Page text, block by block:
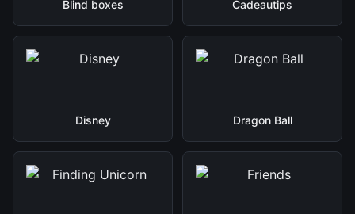
Blind boxes Cadeautips
Disney Dragon Ball